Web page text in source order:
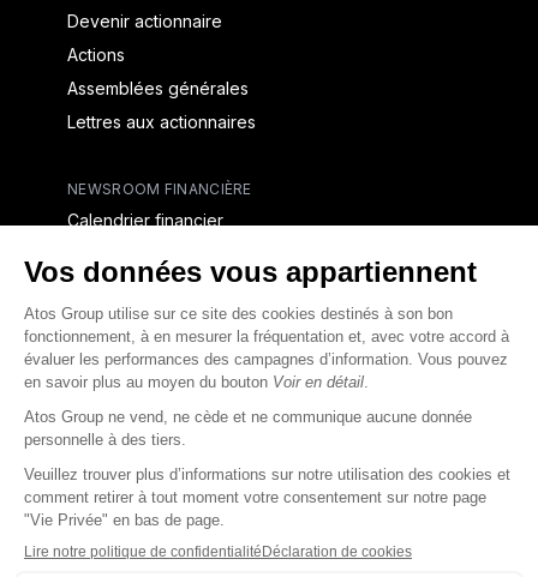
Devenir actionnaire
Actions
Assemblées générales
Lettres aux actionnaires
NEWSROOM FINANCIÈRE
Calendrier financier
CAPITAL & DETTE
Structure financière
Opérations financières
Couverture des analystes
Rapports financiers destinés aux créanciers